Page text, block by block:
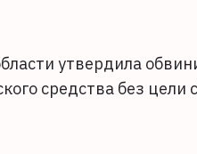
утвердила
средства без цели